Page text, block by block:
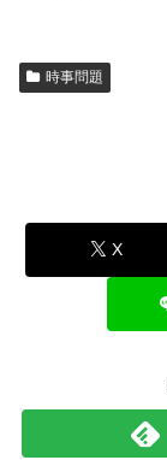
時事問題
X